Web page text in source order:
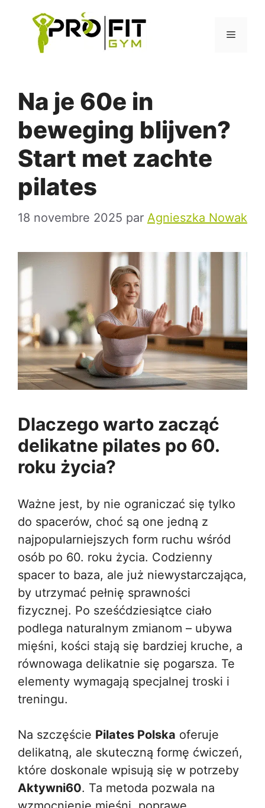
contenu
Menu
Na je 60e in
beweging blijven?
Start met zachte
pilates
18 novembre 2025 par Agnieszka Nowak
Dlaczego warto zacząć
delikatne pilates po 60.
roku życia?
Ważne jest, by nie ograniczać się tylko
do spacerów, choć są one jedną z
najpopularniejszych form ruchu wśród
osób po 60. roku życia. Codzienny
spacer to baza, ale już niewystarczająca,
by utrzymać pełnię sprawności
fizycznej. Po sześćdziesiątce ciało
podlega naturalnym zmianom – ubywa
mięśni, kości stają się bardziej kruche, a
równowaga delikatnie się pogarsza. Te
elementy wymagają specjalnej troski i
treningu.
Na szczęście Pilates Polska oferuje
delikatną, ale skuteczną formę ćwiczeń,
które doskonale wpisują się w potrzeby
Aktywni60. Ta metoda pozwala na